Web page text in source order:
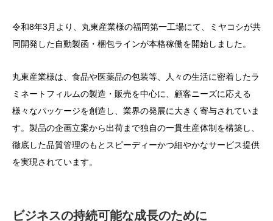
令和8年3月より、丸東産業様の福岡第一工場にて、ミヤコシが共
同開発した自動製函・梱包ラインが本格稼働を開始しました。
丸東産業様は、食品や医薬品の包装等、人々の生活に密着したラ
ミネートフィルムの製造・販売を中心に、顧客ニーズに応える
様々なパッケージを創造し、業界の発展に大きく寄与されていま
す。製品の企画立案から出荷まで独自の一貫生産体制を構築し、
徹底した品質管理のもとスピーディーかつ細やかなサービス提供
を実現されています。
ビジネスの持続可能な成長のために